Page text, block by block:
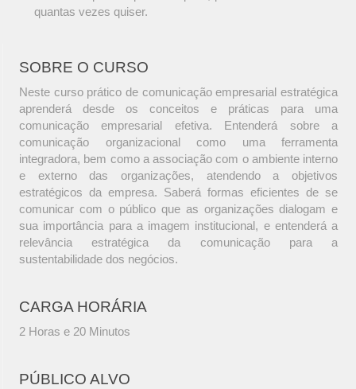
quantas vezes quiser.
SOBRE O CURSO
Neste curso prático de comunicação empresarial estratégica
aprenderá desde os conceitos e práticas para uma
comunicação empresarial efetiva. Entenderá sobre a
comunicação organizacional como uma ferramenta
integradora, bem como a associação com o ambiente interno
e externo das organizações, atendendo a objetivos
estratégicos da empresa. Saberá formas eficientes de se
comunicar com o público que as organizações dialogam e
sua importância para a imagem institucional, e entenderá a
relevância estratégica da comunicação para a
sustentabilidade dos negócios.
CARGA HORÁRIA
2 Horas e 20 Minutos
PÚBLICO ALVO